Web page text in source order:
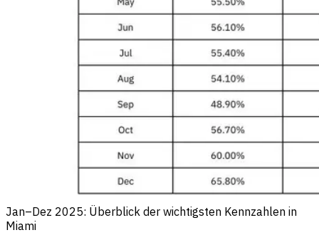
Jan–Dez 2025: Überblick der wichtigsten Kennzahlen in
Miami